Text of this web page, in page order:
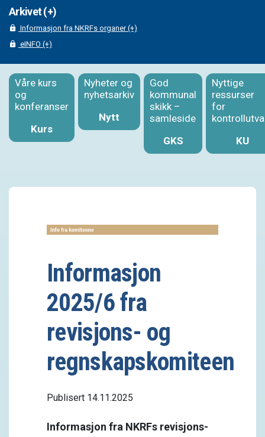
Arkivet (+)
Informasjon fra NKRFs organer (+)
eINFO (+)
Våre kurs
og
konferanser
Kurs
Nyheter og
nyhetsarkiv
Nytt
God
kommunal
skikk –
samleside
GKS
Nyttige
ressurser
for
KU
Informasjon
2025/6 fra
revisjons- og
regnskapskomiteen
Publisert 14.11.2025
Informasjon fra NKRFs revisjons-